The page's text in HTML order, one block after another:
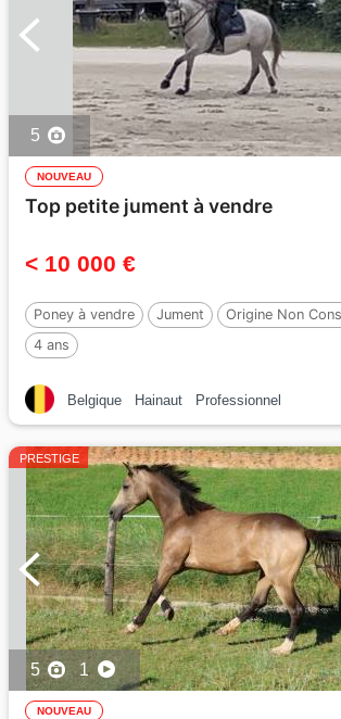
5
NOUVEAU
Top petite jument à vendre
< 10 000 €
Poney à vendre Jument Origine Non
4 ans
Belgique Hainaut Professionnel
PRESTIGE
5 1
NOUVEAU